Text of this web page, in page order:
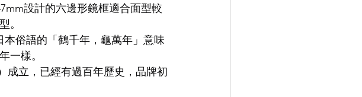
PEOPLES 999.9 LEOWL IN EYE
設計的六邊形鏡框適合面型較
。
俗語的「鶴千年，龜萬年」意味
一樣。
成立，已經有過百年歷史，品牌初